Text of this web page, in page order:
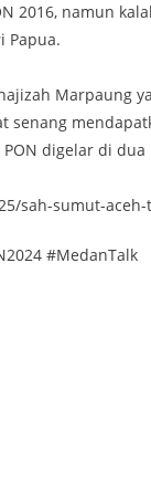
2016, namun
Papua.
Marpaung
senang
digelar di
sah-sumut-
#MedanTalk